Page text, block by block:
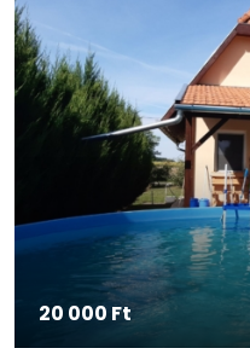
20 000 Ft